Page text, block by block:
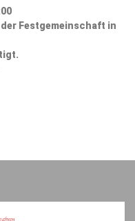
Festgemeinschaft in